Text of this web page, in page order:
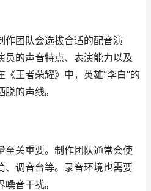
作团队会选拔合适的配音演
员的声音特点、表演能力以及
王者荣耀》中，英雄“李白”的
的声线。
至关重要。制作团队通常会使
、调音台等。录音环境也需要
音干扰。